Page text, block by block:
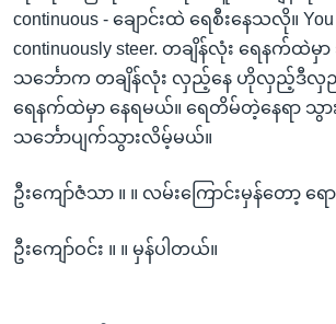
continuous - ချောင်းထဲ ရေစီးနေသလို။ You
continuously steer. တချိန်လုံး ရေနက်ထဲမှ
သင်္ဘောက တချိန်လုံး လှည့်နေ ဟိုလှည့်ဒီလှ
ရေနက်ထဲမှာ နေရမယ်။ ရေတိမ်တဲ့နေရာ သွ
သင်္ဘောပျက်သွားလိမ့်မယ်။
ဦးကျော်ဇံသာ ။ ။ လမ်းကြောင်းမှန်တော့ ရေ
ဦးကျော်ဝင်း ။ ။ မှန်ပါတယ်။